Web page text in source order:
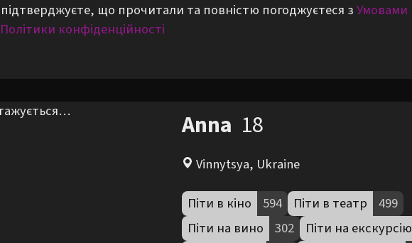
що прочитали та повністю погоджуєтеся зУмовами
Політики конфіденційності
Anna 18
Vinnytsya, Ukraine
Піти в кіно 594 Піти в театр
499
Піти на вино
302 Піти на екскурсію